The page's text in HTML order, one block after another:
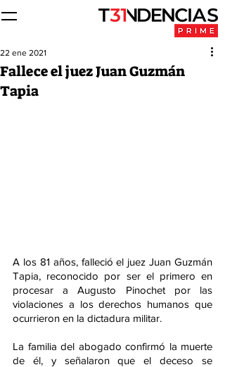
Fallece el juez Juan Guzmán
Tapia
22 ene 2021
A los 81 años, falleció el juez Juan Guzmán
Tapia, reconocido por ser el primero en
procesar a Augusto Pinochet por las
violaciones a los derechos humanos que
ocurrieron en la dictadura militar.
La familia del abogado confirmó la muerte
de él, y señalaron que el deceso se